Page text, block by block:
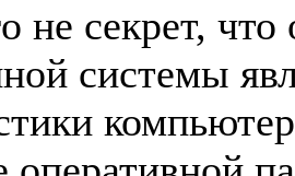
не секрет,
системы